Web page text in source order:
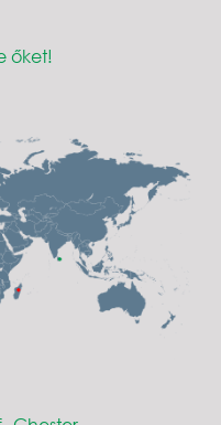
őket!